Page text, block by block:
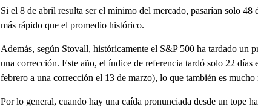
Si el 8 de abril resulta ser el mínimo del mercado, pasarían solo
más rápido que el promedio histórico.
Además, según Stovall, históricamente el S&P 500 ha tardado un
una corrección. Este año, el índice de referencia tardó solo 22
febrero a una corrección el 13 de marzo), lo que también es
Por lo general, cuando hay una caída pronunciada desde un tope